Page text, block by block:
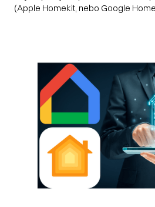
(Apple Homekit, nebo Google